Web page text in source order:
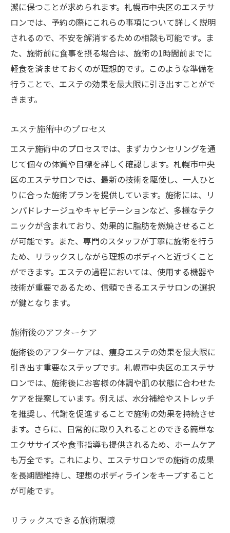
潔に保つことが求められます。札幌市中央区のエステサ
ロンでは、予約の際にこれらの事項について詳しく説明
されるので、不安を解消するための相談も可能です。ま
た、施術前に食事を摂る場合は、施術の1時間前までに
軽食を済ませておくのが理想的です。このような準備を
行うことで、エステの効果を最大限に引き出すことがで
きます。
エステ施術中のプロセス
エステ施術中のプロセスでは、まずカウンセリングを通
じて個々の体質や目標を詳しく確認します。札幌市中央
区のエステサロンでは、最新の技術を駆使し、一人ひと
りに合った施術プランを提供しています。施術には、リ
ンパドレナージュやキャビテーションなど、多様なテク
ニックが含まれており、効果的に脂肪を燃焼させること
が可能です。また、専門のスタッフが丁寧に施術を行う
ため、リラックスしながら理想のボディへと近づくこと
ができます。エステの過程においては、使用する機器や
技術が重要であるため、信頼できるエステサロンの選択
が鍵となります。
施術後のアフターケア
施術後のアフターケアは、痩身エステの効果を最大限に
引き出す重要なステップです。札幌市中央区のエステサ
ロンでは、施術後にお客様の体調や肌の状態に合わせた
ケアを提案しています。例えば、水分補給やストレッチ
を推奨し、代謝を促進することで施術の効果を持続させ
ます。さらに、日常的に取り入れることのできる簡単な
エクササイズや食事指導も提供されるため、ホームケア
も万全です。これにより、エステサロンでの施術の成果
を長期間維持し、理想のボディラインをキープすること
が可能です。
リラックスできる施術環境